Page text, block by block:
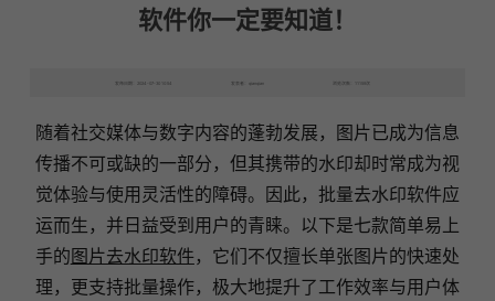
软件你一定要知道！
发布日期：2024-07-30 10:54 发表者：qianqian 浏览次数：11159次
随着社交媒体与数字内容的蓬勃发展，图片已成为信息
传播不可或缺的一部分，但其携带的水印却时常成为视
觉体验与使用灵活性的障碍。因此，批量去水印软件应
运而生，并日益受到用户的青睐。以下是七款简单易上
手的图片去水印软件 ，它们不仅擅长单张图片的快速处
理，更支持批量操作，极大地提升了工作效率与用户体